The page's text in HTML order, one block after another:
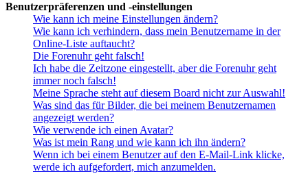
Benutzerpräferenzen und -einstellungen
Wie kann ich meine Einstellungen ändern?
Wie kann ich verhindern, dass mein Benutzername in der
Online-Liste auftaucht?
Die Forenuhr geht falsch!
Ich habe die Zeitzone eingestellt, aber die Forenuhr geht
immer noch falsch!
Meine Sprache steht auf diesem Board nicht zur Auswahl!
Was sind das für Bilder, die bei meinem Benutzernamen
angezeigt werden?
Wie verwende ich einen Avatar?
Was ist mein Rang und wie kann ich ihn ändern?
Wenn ich bei einem Benutzer auf den E-Mail-Link klicke,
werde ich aufgefordert, mich anzumelden.